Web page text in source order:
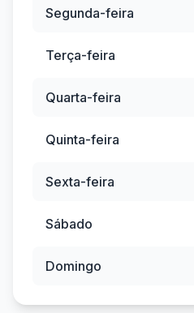
Segunda-feira
Terça-feira
Quarta-feira
Quinta-feira
Sexta-feira
Sábado
Domingo